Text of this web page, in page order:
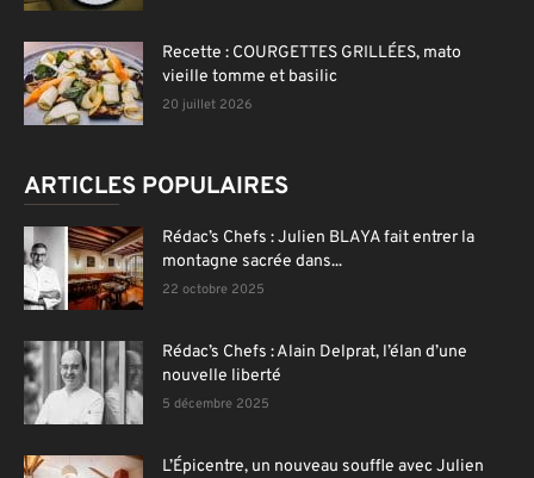
Recette : COURGETTES GRILLÉES, mato
vieille tomme et basilic
20 juillet 2026
ARTICLES POPULAIRES
Rédac’s Chefs : Julien BLAYA fait entrer la
montagne sacrée dans...
22 octobre 2025
Rédac’s Chefs : Alain Delprat, l’élan d’une
nouvelle liberté
5 décembre 2025
L’Épicentre, un nouveau souffle avec Julien